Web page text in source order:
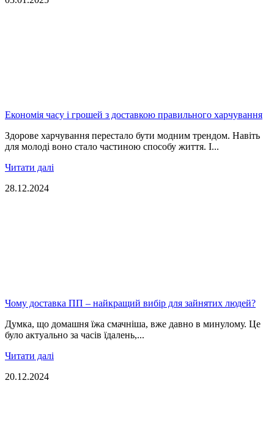
Економія часу і грошей з доставкою правильного харчування
Здорове харчування перестало бути модним трендом. Навіть
для молоді воно стало частиною способу життя. І...
Читати далі
28.12.2024
Чому доставка ПП – найкращий вибір для зайнятих людей?
Думка, що домашня їжа смачніша, вже давно в минулому. Це
було актуально за часів їдалень,...
Читати далі
20.12.2024